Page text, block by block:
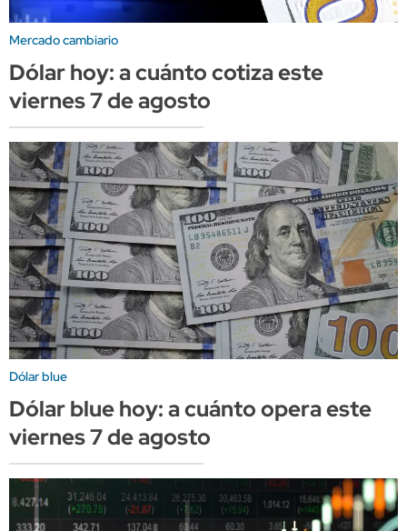
Mercado cambiario
Dólar hoy: a cuánto cotiza este
viernes 7 de agosto
Dólar blue
Dólar blue hoy: a cuánto opera este
viernes 7 de agosto